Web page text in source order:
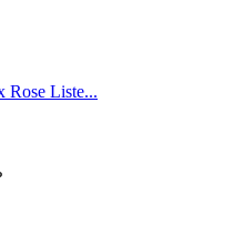
Rose Liste...